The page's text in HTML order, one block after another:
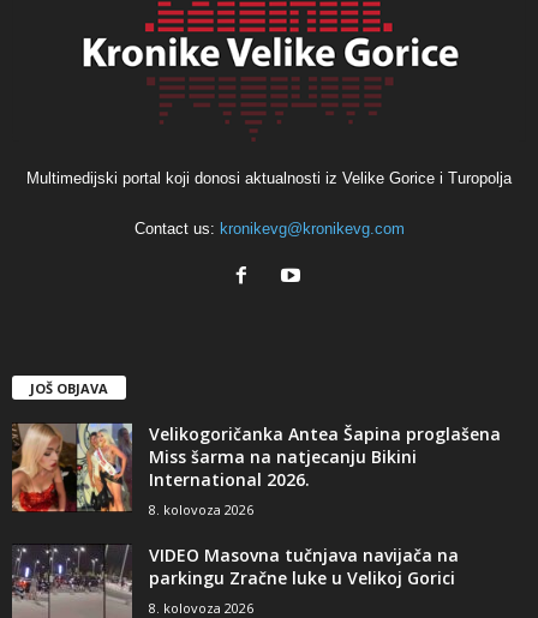
Multimedijski portal koji donosi aktualnosti iz Velike Gorice i Turopolja
Contact us: kronikevg@kronikevg.com
JOŠ OBJAVA
Velikogoričanka Antea Šapina proglašena
Miss šarma na natjecanju Bikini
International 2026.
8. kolovoza 2026
VIDEO Masovna tučnjava navijača na
parkingu Zračne luke u Velikoj Gorici
8. kolovoza 2026